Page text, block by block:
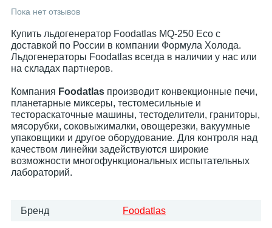
Пока нет отзывов
Купить льдогенератор Foodatlas MQ-250 Eco с
доставкой по России в компании Формула Холода.
Льдогенераторы Foodatlas всегда в наличии у нас или
на складах партнеров.
Компания Foodatlas производит конвекционные печи,
планетарные миксеры, тестомесильные и
тестораскаточные машины, тестоделители, граниторы,
мясорубки, соковыжималки, овощерезки, вакуумные
упаковщики и другое оборудование. Для контроля над
качеством линейки задействуются широкие
возможности многофункциональных испытательных
лабораторий.
Бренд Foodatlas